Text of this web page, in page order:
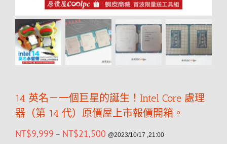
14 英名－一個巨星的誕生！Intel Core 處理
器（第 14 代）原價屋上市報價開箱。
NT$9,999 – NT$21,500 @2023/10/17 ,21:00